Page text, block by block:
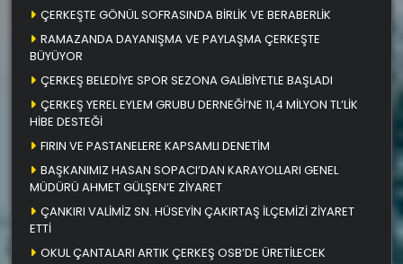
ÇERKEŞTE GÖNÜL SOFRASINDA BİRLİK VE BERABERLİK
RAMAZANDA DAYANIŞMA VE PAYLAŞMA ÇERKEŞTE
BÜYÜYOR
ÇERKEŞ BELEDİYE SPOR SEZONA GALİBİYETLE BAŞLADI
ÇERKEŞ YEREL EYLEM GRUBU DERNEĞİ’NE 11,4 MİLYON TL’LİK
HİBE DESTEĞİ
FIRIN VE PASTANELERE KAPSAMLI DENETİM
BAŞKANIMIZ HASAN SOPACI’DAN KARAYOLLARI GENEL
MÜDÜRÜ AHMET GÜLŞEN’E ZİYARET
ÇANKIRI VALİMİZ SN. HÜSEYİN ÇAKIRTAŞ İLÇEMİZİ ZİYARET
ETTİ
OKUL ÇANTALARI ARTIK ÇERKEŞ OSB’DE ÜRETİLECEK